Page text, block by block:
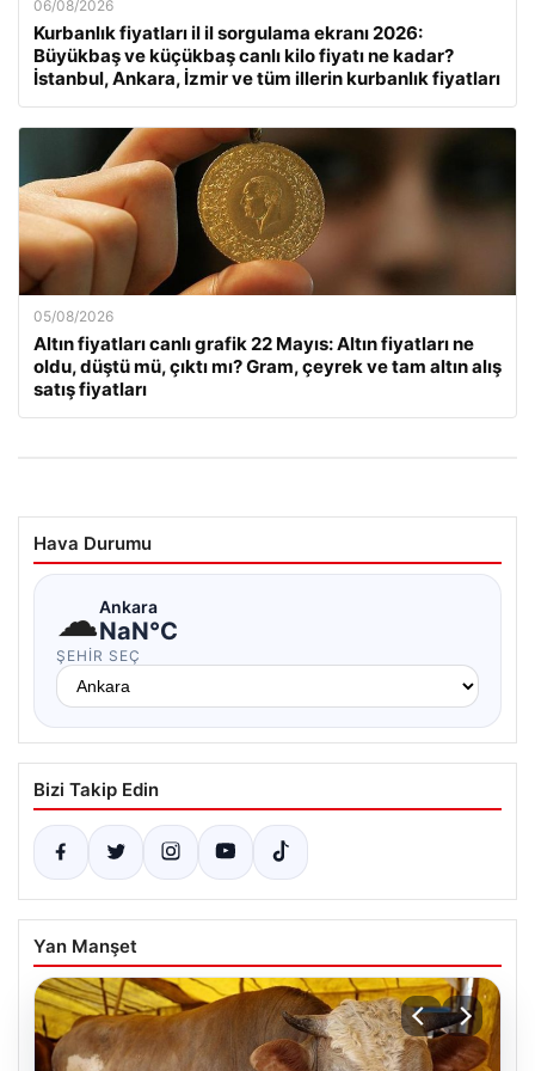
06/08/2026
Kurbanlık fiyatları il il sorgulama ekranı 2026:
Büyükbaş ve küçükbaş canlı kilo fiyatı ne kadar?
İstanbul, Ankara, İzmir ve tüm illerin kurbanlık fiyatları
05/08/2026
Altın fiyatları canlı grafik 22 Mayıs: Altın fiyatları ne
oldu, düştü mü, çıktı mı? Gram, çeyrek ve tam altın alış
satış fiyatları
Hava Durumu
☁Ankara
NaN°C
ŞEHIR SEÇ
Bizi Takip Edin
Yan Manşet